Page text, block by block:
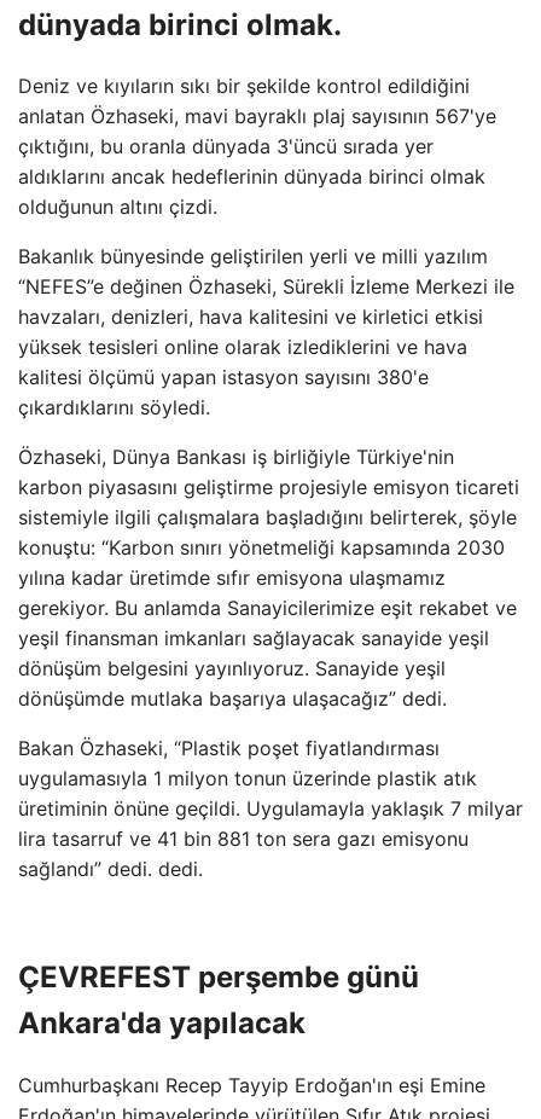
dünyada birinci olmak.
Deniz ve kıyıların sıkı bir şekilde kontrol edildiğini
anlatan Özhaseki, mavi bayraklı plaj sayısının 567'ye
çıktığını, bu oranla dünyada 3'üncü sırada yer
aldıklarını ancak hedeflerinin dünyada birinci olmak
olduğunun altını çizdi.
Bakanlık bünyesinde geliştirilen yerli ve milli yazılım
“NEFES”e değinen Özhaseki, Sürekli İzleme Merkezi ile
havzaları, denizleri, hava kalitesini ve kirletici etkisi
yüksek tesisleri online olarak izlediklerini ve hava
kalitesi ölçümü yapan istasyon sayısını 380'e
çıkardıklarını söyledi.
Özhaseki, Dünya Bankası iş birliğiyle Türkiye'nin
karbon piyasasını geliştirme projesiyle emisyon ticareti
sistemiyle ilgili çalışmalara başladığını belirterek, şöyle
konuştu: “Karbon sınırı yönetmeliği kapsamında 2030
yılına kadar üretimde sıfır emisyona ulaşmamız
gerekiyor. Bu anlamda Sanayicilerimize eşit rekabet ve
yeşil finansman imkanları sağlayacak sanayide yeşil
dönüşüm belgesini yayınlıyoruz. Sanayide yeşil
dönüşümde mutlaka başarıya ulaşacağız” dedi.
Bakan Özhaseki, “Plastik poşet fiyatlandırması
uygulamasıyla 1 milyon tonun üzerinde plastik atık
üretiminin önüne geçildi. Uygulamayla yaklaşık 7 milyar
lira tasarruf ve 41 bin 881 ton sera gazı emisyonu
sağlandı” dedi. dedi.
ÇEVREFEST perşembe günü
Ankara'da yapılacak
Cumhurbaşkanı Recep Tayyip Erdoğan'ın eşi Emine